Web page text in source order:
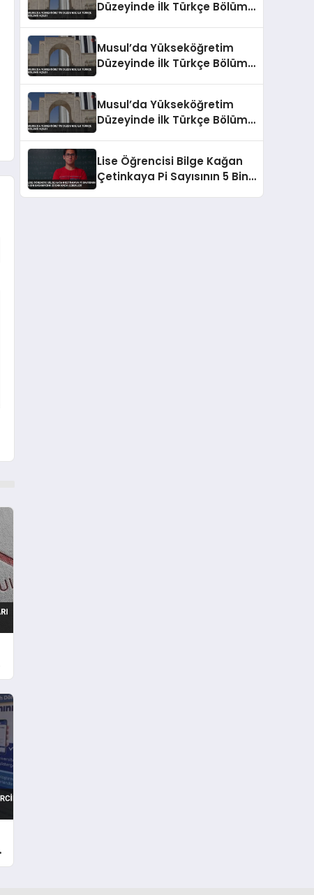
Düzeyinde İlk Türkçe Bölümü
Musul’da Yükseköğretim
Düzeyinde İlk Türkçe Bölümü
Musul’da Yükseköğretim
Düzeyinde İlk Türkçe Bölümü
Lise Öğrencisi Bilge Kağan
Çetinkaya Pi Sayısının 5 Bin